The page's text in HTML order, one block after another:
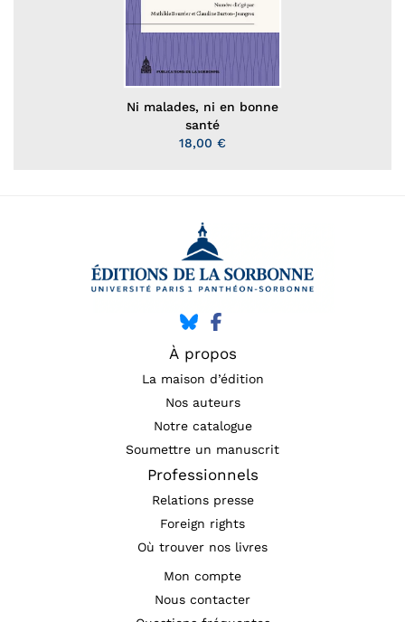
Ni malades, ni en bonne
santé
18,00 €
À propos
La maison d’édition
Nos auteurs
Notre catalogue
Soumettre un manuscrit
Professionnels
Relations presse
Foreign rights
Où trouver nos livres
Mon compte
Nous contacter